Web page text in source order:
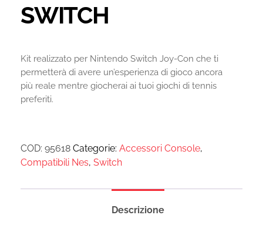
SWITCH
Kit realizzato per Nintendo Switch Joy-Con che ti
permetterà di avere un’esperienza di gioco ancora
più reale mentre giocherai ai tuoi giochi di tennis
preferiti.
COD: 95618 Categorie: Accessori Console,
Compatibili Nes, Switch
Descrizione